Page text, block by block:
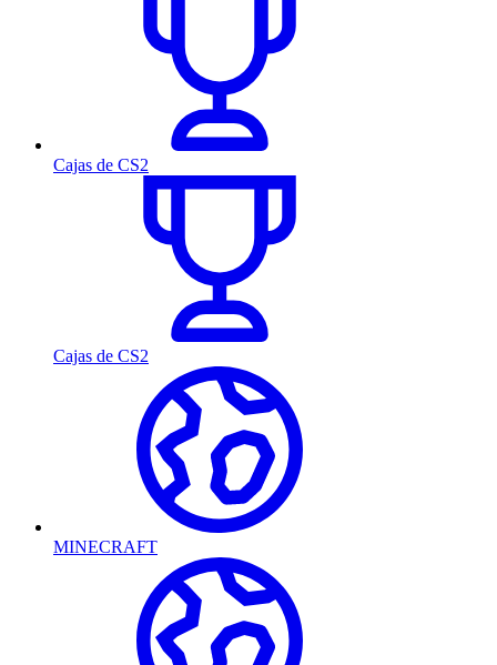
Cajas de CS2
Cajas de CS2
MINECRAFT